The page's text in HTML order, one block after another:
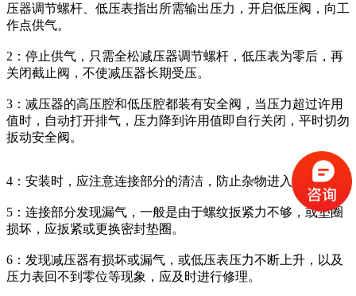
压器调节螺杆、低压表指出所需输出压力，开启低压阀，向工
作点供气。
2：停止供气，只需全松减压器调节螺杆，低压表为零后，再
关闭截止阀，不使减压器长期受压。
3：减压器的高压腔和低压腔都装有安全阀，当压力超过许用
值时，自动打开排气，压力降到许用值即自行关闭，平时切勿
扳动安全阀。
4：安装时，应注意连接部分的清洁，防止杂物进入减压器。
5：连接部分发现漏气，一般是由于螺纹扳紧力不够，或垫圈
损坏，应扳紧或更换密封垫圈。
6：发现减压器有损坏或漏气，或低压表压力不断上升，以及
压力表回不到零位等现象，应及时进行修理。